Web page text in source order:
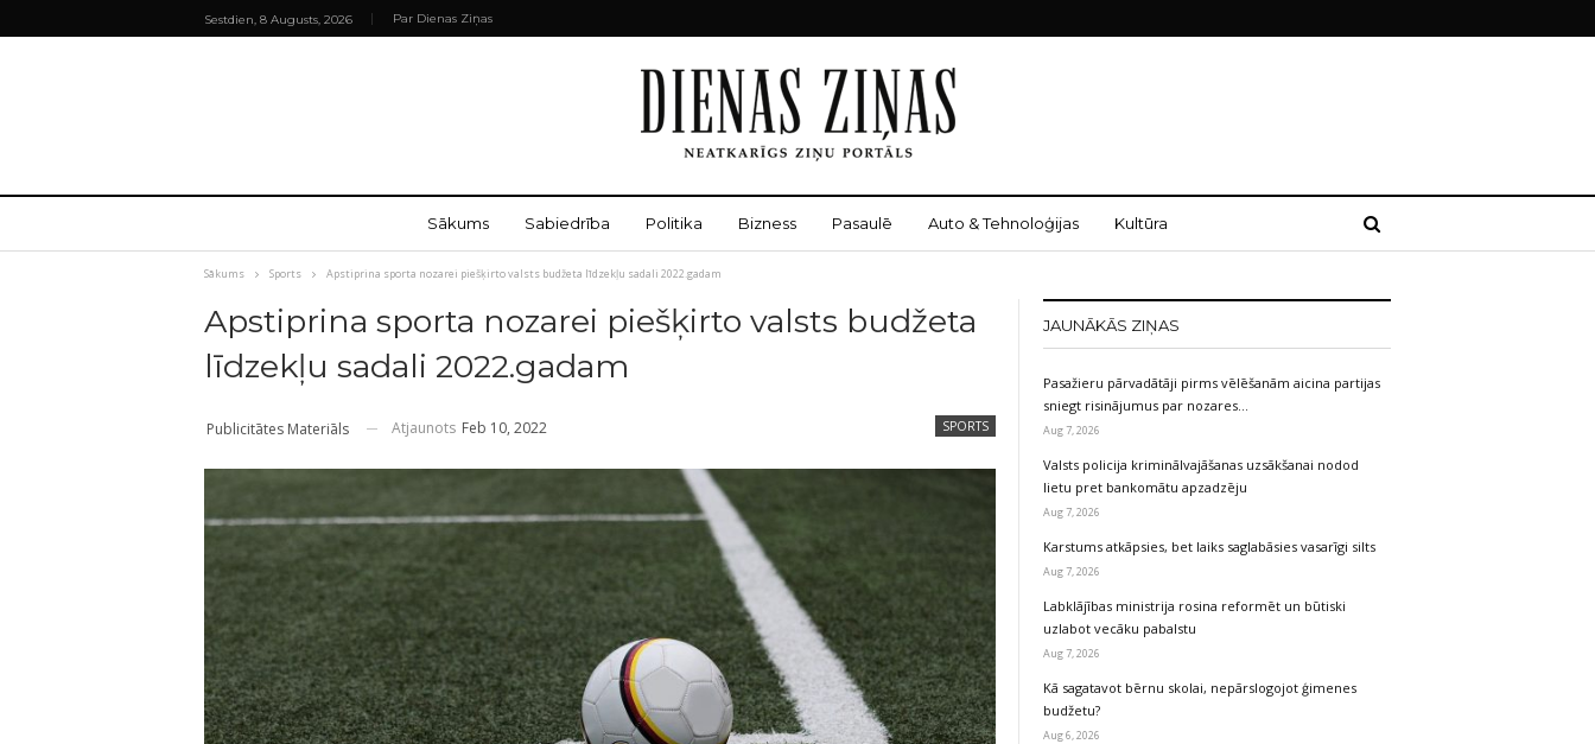
Sestdien, 8 Augusts, 2026 Par Dienas Ziņas
Sākums Sabiedrība Politika Bizness Pasaulē Auto & Tehnoloģijas Kultūra
Sākums Sports Apstiprina sporta nozarei piešķirto valsts budžeta līdzekļu sadali 2022.gadam
Apstiprina sporta nozarei piešķirto valsts budžeta
līdzekļu sadali 2022.gadam
SPORTS
Publicitātes Materiāls Atjaunots Feb 10, 2022
JAUNĀKĀS ZIŅAS
Pasažieru pārvadātāji pirms vēlēšanām aicina partijas
sniegt risinājumus par nozares…
Aug 7, 2026
Valsts policija kriminālvajāšanas uzsākšanai nodod
lietu pret bankomātu apzadzēju
Aug 7, 2026
Karstums atkāpsies, bet laiks saglabāsies vasarīgi silts
Aug 7, 2026
Labklājības ministrija rosina reformēt un būtiski
uzlabot vecāku pabalstu
Aug 7, 2026
Kā sagatavot bērnu skolai, nepārslogojot ģimenes
budžetu?
Aug 6, 2026